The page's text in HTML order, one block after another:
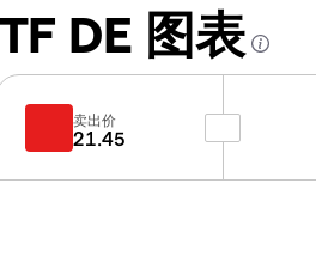
DE 图表
卖出价
21.45